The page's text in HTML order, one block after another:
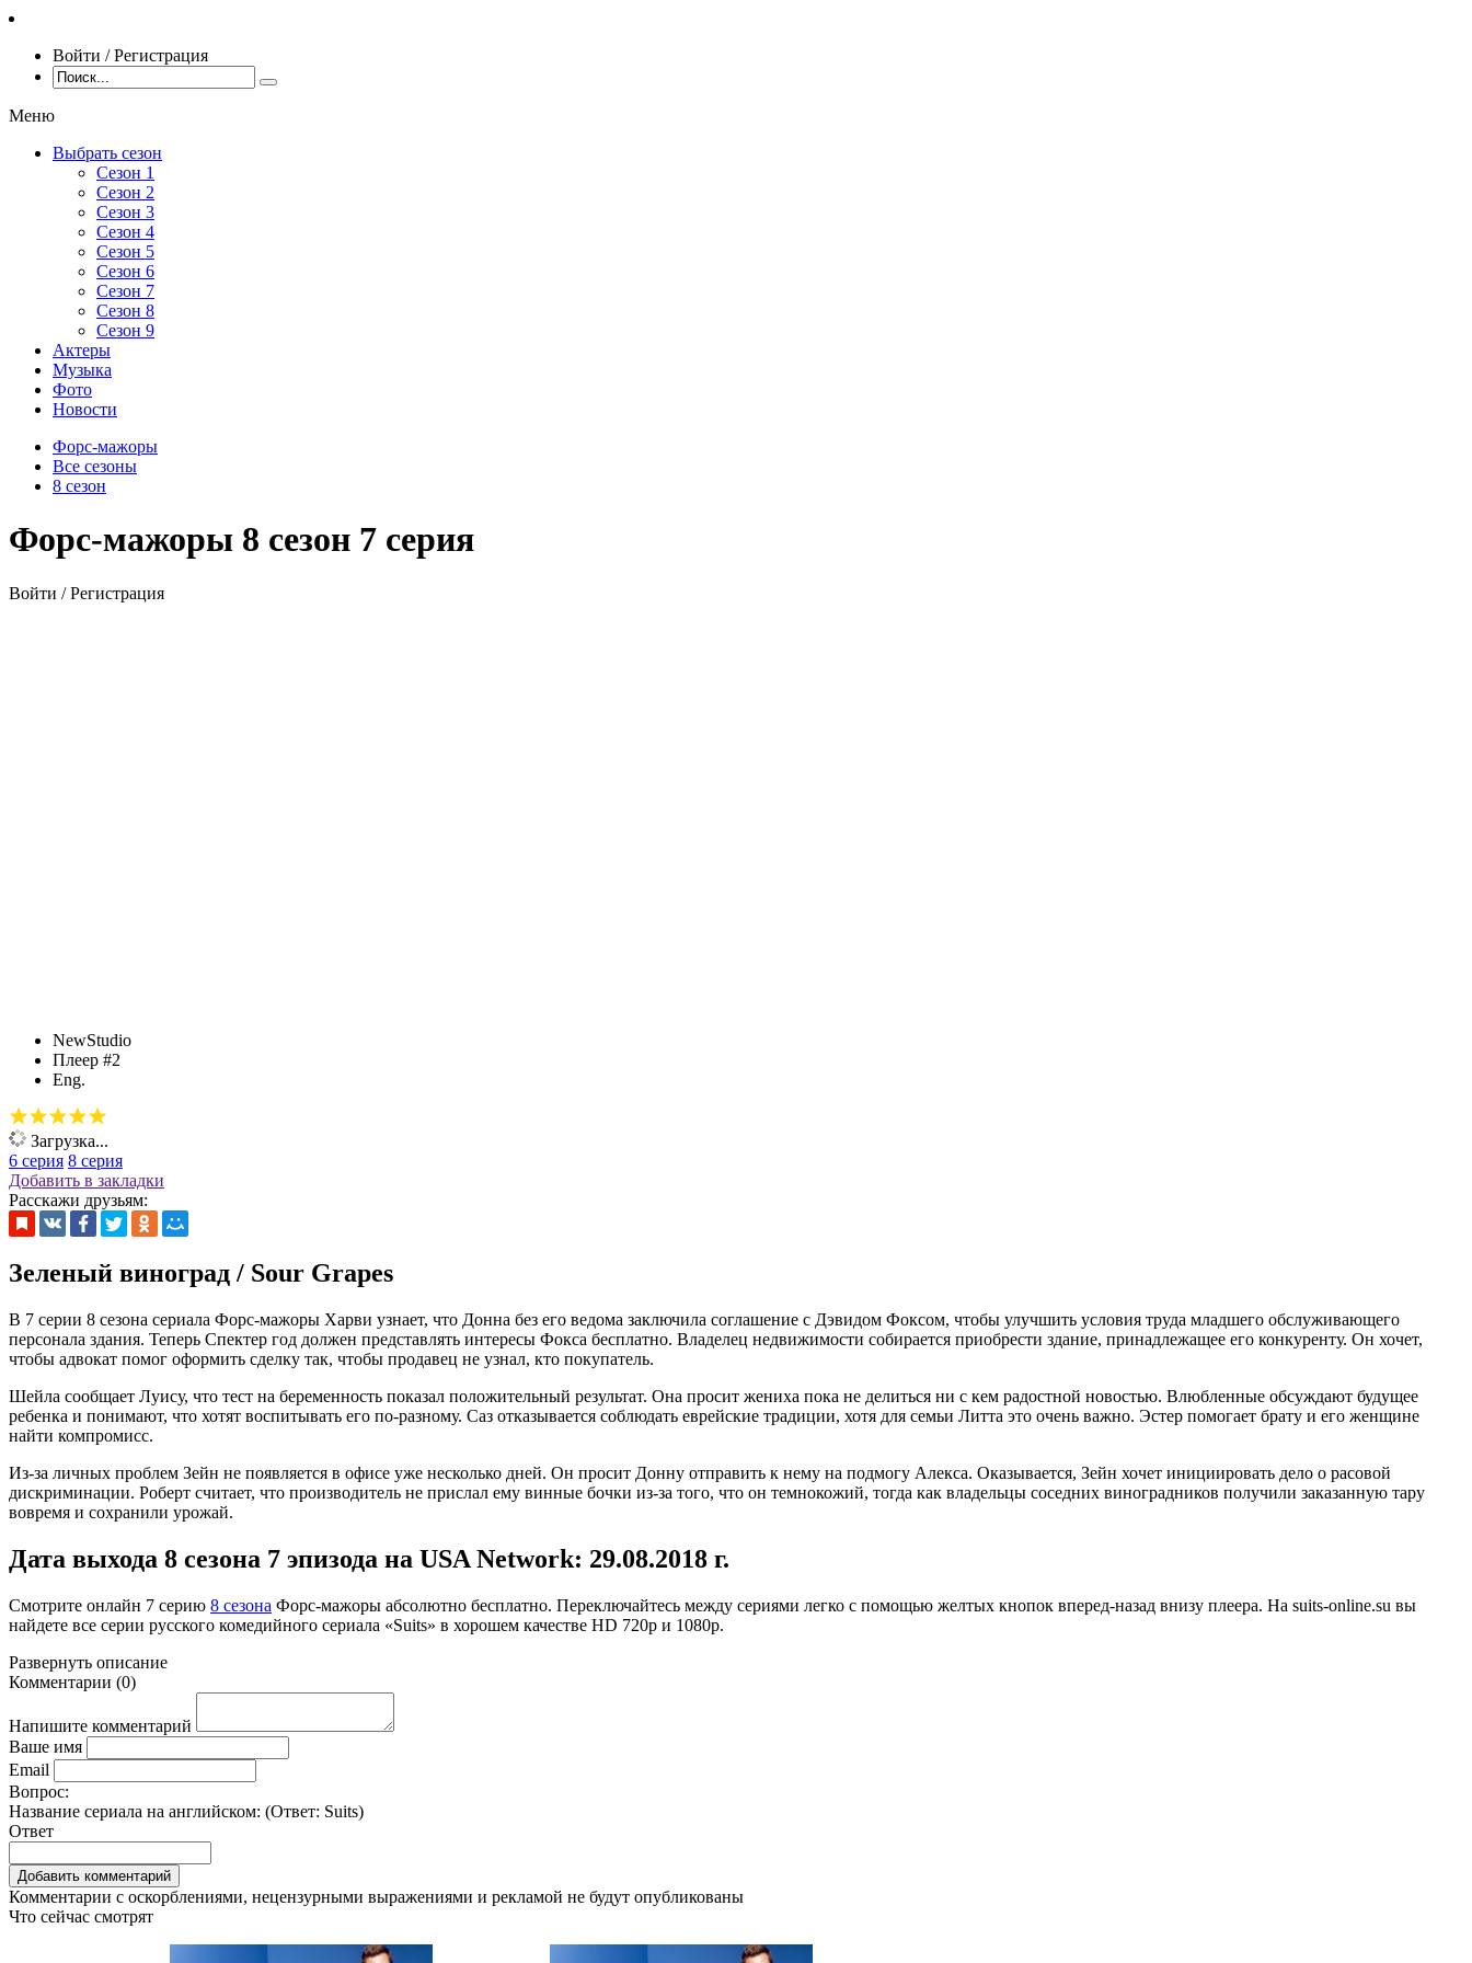
Войти / Регистрация
Меню
Выбрать сезон
Сезон 1
Сезон 2
Сезон 3
Сезон 4
Сезон 5
Сезон 6
Сезон 7
Сезон 8
Сезон 9
Актеры
Музыка
Фото
Новости
Форс-мажоры
Все сезоны
8 сезон
Форс-мажоры 8 сезон 7 серия
Войти / Регистрация
NewStudio
Плеер #2
Eng.
Загрузка...
6 серия 8 серия
Добавить в закладки
Расскажи друзьям:
Зеленый виноград / Sour Grapes
В 7 серии 8 сезона сериала Форс-мажоры Харви узнает, что Донна без его ведома заключила соглашение с Дэвидом Фоксом, чтобы улучшить условия труда младшего обслуживающего
персонала здания. Теперь Спектер год должен представлять интересы Фокса бесплатно. Владелец недвижимости собирается приобрести здание, принадлежащее его конкуренту. Он хочет,
чтобы адвокат помог оформить сделку так, чтобы продавец не узнал, кто покупатель.
Шейла сообщает Луису, что тест на беременность показал положительный результат. Она просит жениха пока не делиться ни с кем радостной новостью. Влюбленные обсуждают будущее
ребенка и понимают, что хотят воспитывать его по-разному. Саз отказывается соблюдать еврейские традиции, хотя для семьи Литта это очень важно. Эстер помогает брату и его женщине
найти компромисс.
Из-за личных проблем Зейн не появляется в офисе уже несколько дней. Он просит Донну отправить к нему на подмогу Алекса. Оказывается, Зейн хочет инициировать дело о расовой
дискриминации. Роберт считает, что производитель не прислал ему винные бочки из-за того, что он темнокожий, тогда как владельцы соседних виноградников получили заказанную тару
вовремя и сохранили урожай.
Дата выхода 8 сезона 7 эпизода на USA Network: 29.08.2018 г.
Смотрите онлайн 7 серию 8 сезона Форс-мажоры абсолютно бесплатно. Переключайтесь между сериями легко с помощью желтых кнопок вперед-назад внизу плеера. На suits-online.su вы
найдете все серии русского комедийного сериала «Suits» в хорошем качестве HD 720p и 1080p.
Развернуть описание
Комментарии (0)
Напишите комментарий
Ваше имя
Email
Вопрос:
Название сериала на английском: (Ответ: Suits)
Ответ
Комментарии с оскорблениями, нецензурными выражениями и рекламой не будут опубликованы
Что сейчас смотрят